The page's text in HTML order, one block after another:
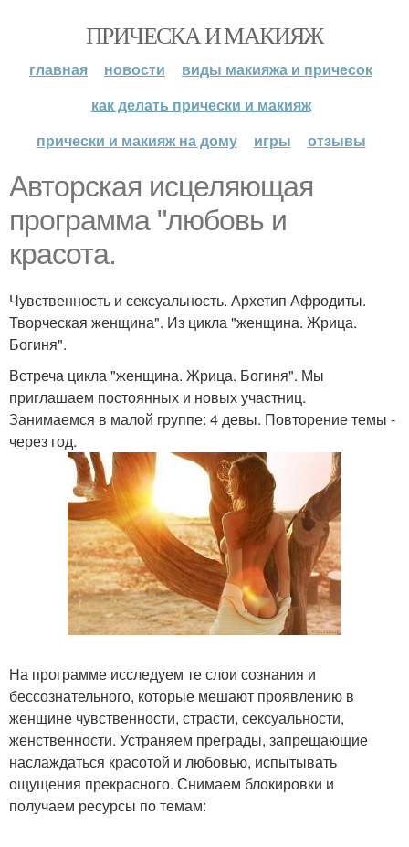
ПРИЧЕСКА И МАКИЯЖ
главная новости
виды макияжа и причесок
как делать прически и макияж
прически и макияж на дому
игры отзывы
Авторская исцеляющая
программа "любовь и
красота.
Чувственность и сексуальность. Архетип Афродиты.
Творческая женщина". Из цикла "женщина. Жрица.
Богиня".
Встреча цикла "женщина. Жрица. Богиня". Мы
приглашаем постоянных и новых участниц.
Занимаемся в малой группе: 4 девы. Повторение темы -
через год.
На программе исследуем те слои сознания и
бессознательного, которые мешают проявлению в
женщине чувственности, страсти, сексуальности,
женственности. Устраняем преграды, запрещающие
наслаждаться красотой и любовью, испытывать
ощущения прекрасного. Снимаем блокировки и
получаем ресурсы по темам: